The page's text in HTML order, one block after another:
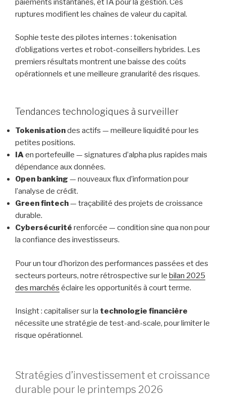
paiements instantanés, et IA pour la gestion. Ces
ruptures modifient les chaînes de valeur du capital.
Sophie teste des pilotes internes : tokenisation
d’obligations vertes et robot-conseillers hybrides. Les
premiers résultats montrent une baisse des coûts
opérationnels et une meilleure granularité des risques.
Tendances technologiques à surveiller
Tokenisationdes actifs — meilleure liquidité pour les
petites positions.
IAen portefeuille — signatures d’alpha plus rapides mais
dépendance aux données.
Open banking — nouveaux flux d’information pour
l’analyse de crédit.
Green fintech— traçabilité des projets de croissance
durable.
Cybersécurité renforcée — condition sine qua non pour
la confiance des investisseurs.
Pour un tour d’horizon des performances passées et des
secteurs porteurs, notre rétrospective sur le bilan 2025
des marchés éclaire les opportunités à court terme.
Insight : capitaliser sur la technologie financière
nécessite une stratégie de test-and-scale, pour limiter le
risque opérationnel.
Stratégies d’investissement et croissance
durable pour le printemps 2026